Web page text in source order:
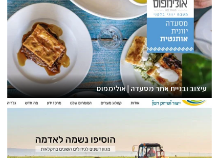
עיצוב ובניית אתר מסעדה | אולימפוס